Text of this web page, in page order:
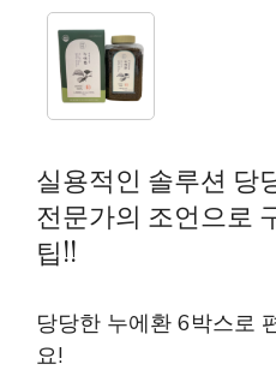
실용적인 솔루션 당
전문가의 조언으로
팁!!
당당한 누에환 6박스로
요!